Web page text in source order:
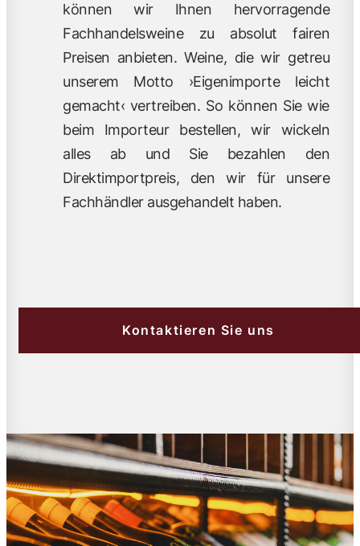
können wir Ihnen hervorragende
Fachhandelsweine zu absolut fairen
Preisen anbieten. Weine, die wir getreu
unserem Motto ›Eigenimporte leicht
gemacht‹ vertreiben. So können Sie wie
beim Importeur bestellen, wir wickeln
alles ab und Sie bezahlen den
Direktimportpreis, den wir für unsere
Fachhändler ausgehandelt haben.
Kontaktieren Sie uns